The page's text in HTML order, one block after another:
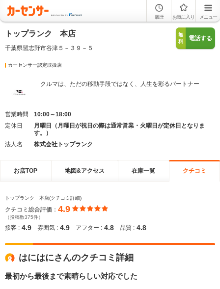
履歴 お気に入り メニュー
トップランク 本店
千葉県習志野市谷津５－３９－５
無
料
電話する
カーセンサー認定取扱店
クルマは、ただの移動手段ではなく、人生を彩るパートナー
営業時間
10:00～18:00
定休日
月曜日（月曜日が祝日の際は通常営業・火曜日が定休日となりま
す。）
法人名
株式会社トップランク
お店TOP 地図&アクセス 在庫一覧 クチコミ
トップランク 本店(クチコミ詳細)
クチコミ総合評価： 4.9
（投稿数375件）
接客 : 4.9 雰囲気 : 4.9 アフター : 4.8 品質 : 4.8
はにはにさんのクチコミ詳細
最初から最後まで素晴らしい対応でした